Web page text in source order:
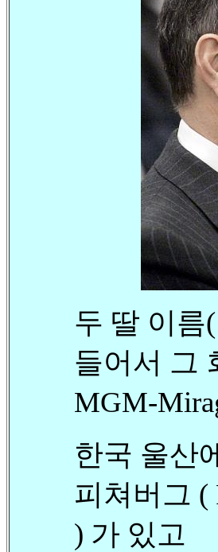
두 딸 이름
들어서 그
MGM-
한국 울산
피쳐버그 (
) 가 있고